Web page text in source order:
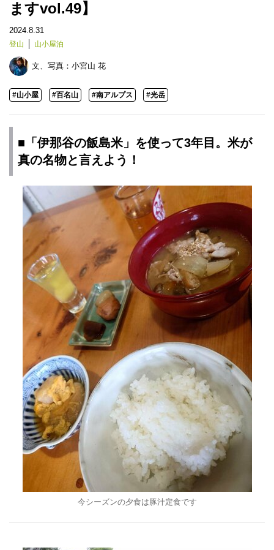
ますvol.49】
2024.8.31
登山 山小屋泊
文、写真： 小宮山 花
#山小屋 #百名山 #南アルプス #光岳
■「伊那谷の飯島米」を使って3年目。米が
真の名物と言えよう！
今シーズンの夕食は豚汁定食です